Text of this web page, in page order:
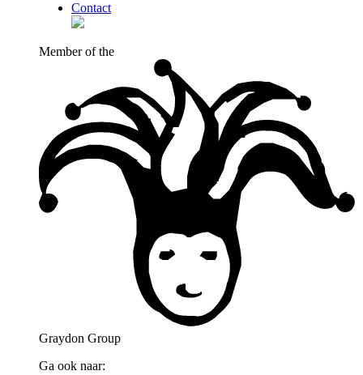
Contact
Member of the
Graydon Group
Ga ook naar: